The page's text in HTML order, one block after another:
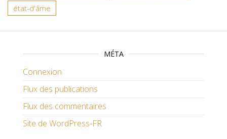
état-d'âme
MÉTA
Connexion
Flux des publications
Flux des commentaires
Site de WordPress-FR